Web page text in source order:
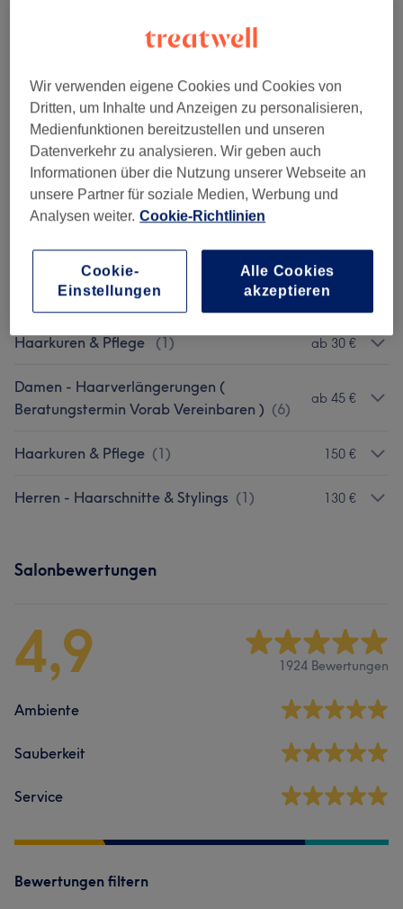
Damen - Farbe & Föhnen ab 90 €
Damen - Strähnen ( Alle Farben Inkl.
Olaplex ) (3)
ab 149 €
Herren - Haarschnitte & Rasuren (7)
Kinder - Haarschnitte & Stylings (1) ab 45 €
(3) ab 20 €
Haarkuren & Pflege (1) ab 30 €
Damen - Haarverlängerungen (
Beratungstermin Vorab Vereinbaren ) (6)
ab 45 €
Haarkuren & Pflege (1) 150 €
Herren - Haarschnitte & Stylings (1) 130 €
Salonbewertungen
4,9 1924 Bewertungen
Ambiente
Sauberkeit
Service
Bewertungen filtern
Wir verwenden eigene Cookies und Cookies von
Dritten, um Inhalte und Anzeigen zu personalisieren,
Medienfunktionen bereitzustellen und unseren
Datenverkehr zu analysieren. Wir geben auch
Informationen über die Nutzung unserer Webseite an
unsere Partner für soziale Medien, Werbung und
Analysen weiter. Cookie-Richtlinien
Cookie-
Einstellungen
Alle Cookies
akzeptieren